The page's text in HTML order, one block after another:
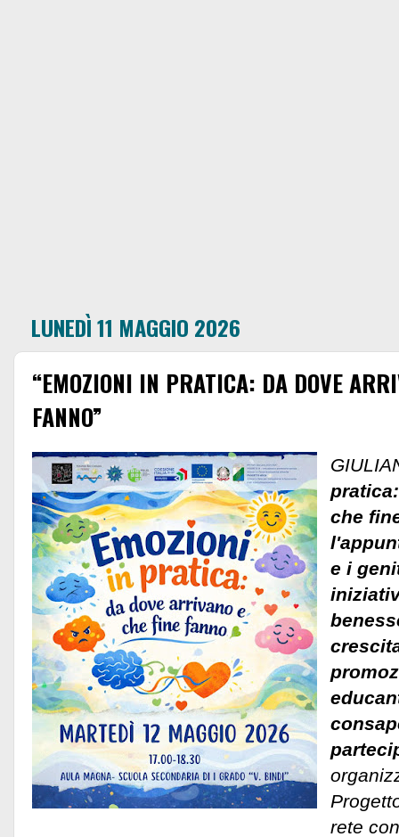
LUNEDÌ 11 MAGGIO 2026
“EMOZIONI IN PRATICA: DA DOVE
FANNO”
che
e i
rete